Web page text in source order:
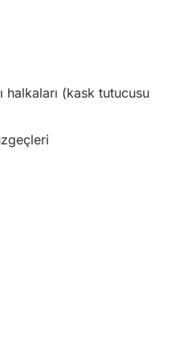
halkaları (kask tutucusu